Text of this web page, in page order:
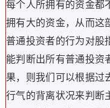
每个人所拥有的资金都
拥有大的资金，从而这
普通投资者的行为对股
能判断出所有普通投资
果，则我们可以根据过
行气的背离状况来判断